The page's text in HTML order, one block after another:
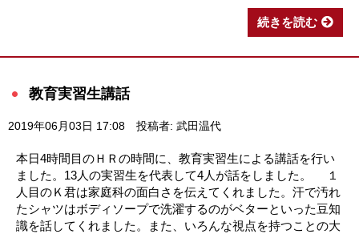
続きを読む
教育実習生講話
2019年06月03日 17:08 投稿者: 武田温代
本日4時間目のＨＲの時間に、教育実習生による講話を行い
ました。13人の実習生を代表して4人が話をしました。 １
人目のＫ君は家庭科の面白さを伝えてくれました。汗で汚れ
たシャツはボディソープで洗濯するのがベターといった豆知
識を話してくれました。また、いろんな視点を持つことの大